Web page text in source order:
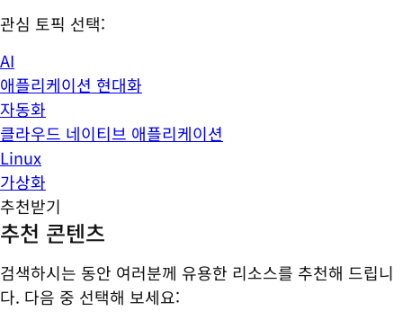
관심 토픽 선택:
AI
애플리케이션 현대화
자동화
클라우드 네이티브 애플리케이션
Linux
가상화
추천받기
추천 콘텐츠
검색하시는 동안 여러분께 유용한 리소스를 추천해 드립니
다. 다음 중 선택해 보세요: